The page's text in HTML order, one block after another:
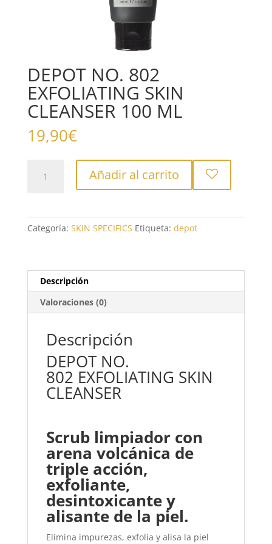
DEPOT NO. 802
EXFOLIATING SKIN
CLEANSER 100 ML
19,90€
CLEANSER
cantidad
Añadir al carrito
Categoría: SKIN SPECIFICS Etiqueta: depot
Descripción
Valoraciones (0)
Descripción
DEPOT NO.
802 EXFOLIATING SKIN
CLEANSER
Scrub limpiador con
arena volcánica de
triple acción,
exfoliante,
desintoxicante y
alisante de la piel.
Elimina impurezas, exfolia y alisa la piel